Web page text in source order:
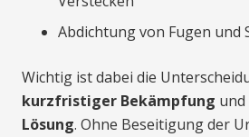
Abdichtung von Fugen und
Wichtig ist dabei die
kurzfristiger Bekämpfung und
Lösung. Ohne Beseitigung der